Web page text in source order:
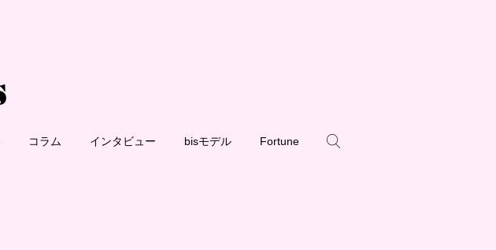
コラム インタビュー bisモデル Fortune